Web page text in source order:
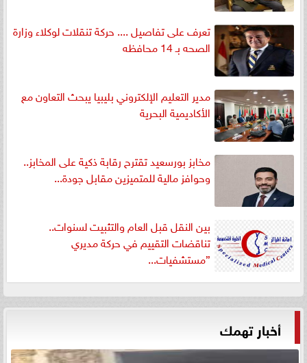
تعرف على تفاصيل .... حركة تنقلات لوكلاء وزارة
الصحه بـ 14 محافظه
مدير التعليم الإلكتروني بليبيا يبحث التعاون مع
الأكاديمية البحرية
مخابز بورسعيد تقترح رقابة ذكية على المخابز..
وحوافز مالية للمتميزين مقابل جودة...
بين النقل قبل العام والتثبيت لسنوات..
تناقضات التقييم في حركة مديري
”مستشفيات...
أخبار تهمك